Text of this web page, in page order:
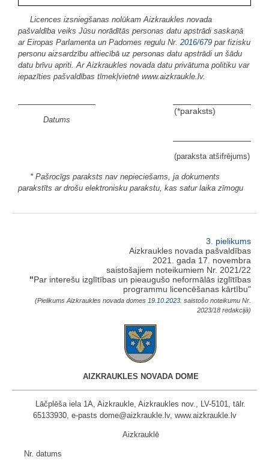
Licences izsniegšanas nolūkam Aizkraukles novada
pašvaldība veiks Jūsu norādītās personas datu apstrādi saskaņā
ar Eiropas Parlamenta un Padomes regulu Nr. 2016/679 par fizisku
personu aizsardzību attiecībā uz personas datu apstrādi un šādu
datu brīvu apriti. Ar Aizkraukles novada datu privātuma politiku var
iepazīties pašvaldības tīmekļvietnē www.aizkraukle.lv.
Datums
(*paraksts)
(paraksta atšifrējums)
* Pašrocīgs paraksts nav nepieciešams, ja dokuments
parakstīts ar drošu elektronisku parakstu, kas satur laika zīmogu
3. pielikums
Aizkraukles novada pašvaldības
2021. gada 17. novembra
saistošajiem noteikumiem Nr. 2021/22
"Par interešu izglītības un pieaugušo neformālās izglītības
programmu licencēšanas kārtību"
(Pielikums Aizkraukles novada domes 19.10.2023. saistošo noteikumu Nr.
2023/18 redakcijā)
AIZKRAUKLES NOVADA DOME
Lāčplēša iela 1A, Aizkraukle, Aizkraukles nov., LV-5101, tālr.
65133930, e-pasts dome@aizkraukle.lv, www.aizkraukle.lv
Aizkrauklē
Nr. datums